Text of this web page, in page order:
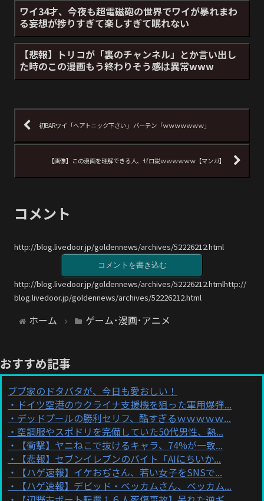
ワイ34才、今夜も超電磁砲の世界でワイが暴れまわ
る妄想が捗りすぎて楽しすぎて眠れない
【悲報】トリコが「裏のチャンネル」とか言い出し
た時のこの漫画もう終わりそう感は異常www
初BARワイ「ヘアトニック下さい」 バーテン「ｗｗｗｗｗｗｗ」
【画像】この漫画を理解できる人、ゼロ説ｗｗｗｗｗｗ【マンガ】
コメント
http://blog.livedoor.jp/goldennews/archives/52226212.html
コメントを書き込む
http://blog.livedoor.jp/goldennews/archives/52226212.htmlhttp://
blog.livedoor.jp/goldennews/archives/52226212.html
ホーム ゲーム･漫画･アニメ
おすすめ記事
ブブ家のドタバタが、今日も愛おしい！
ドイツ空港のウクライナ支援機を狙った軍用爆弾...
デッドプールの勝利セリフ、酷すぎるｗｗｗｗｗ...
空調服やスポドリを完備していた50代男性、熱...
【衝撃】ヤニねこで抜けるキャラ、74%が一致...
【悲報】セブンイレブンのバイト「AIにちいか...
【ハゲ速報】イケおぢさん、若い女子をSNSで...
【ハゲ速報】デビッド・ベッカムさん、ベッカム...